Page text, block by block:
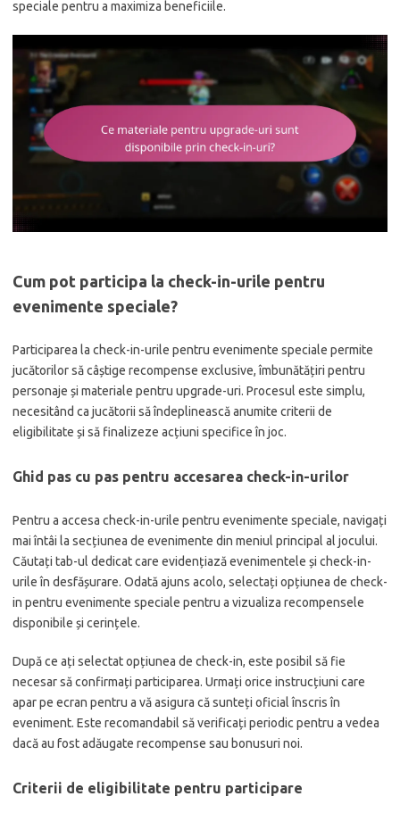
speciale pentru a maximiza beneficiile.
Cum pot participa la check-in-urile pentru
evenimente speciale?
Participarea la check-in-urile pentru evenimente speciale permite
jucătorilor să câștige recompense exclusive, îmbunătățiri pentru
personaje și materiale pentru upgrade-uri. Procesul este simplu,
necesitând ca jucătorii să îndeplinească anumite criterii de
eligibilitate și să finalizeze acțiuni specifice în joc.
Ghid pas cu pas pentru accesarea check-in-urilor
Pentru a accesa check-in-urile pentru evenimente speciale, navigați
mai întâi la secțiunea de evenimente din meniul principal al jocului.
Căutați tab-ul dedicat care evidențiază evenimentele și check-in-
urile în desfășurare. Odată ajuns acolo, selectați opțiunea de check-
in pentru evenimente speciale pentru a vizualiza recompensele
disponibile și cerințele.
După ce ați selectat opțiunea de check-in, este posibil să fie
necesar să confirmați participarea. Urmați orice instrucțiuni care
apar pe ecran pentru a vă asigura că sunteți oficial înscris în
eveniment. Este recomandabil să verificați periodic pentru a vedea
dacă au fost adăugate recompense sau bonusuri noi.
Criterii de eligibilitate pentru participare